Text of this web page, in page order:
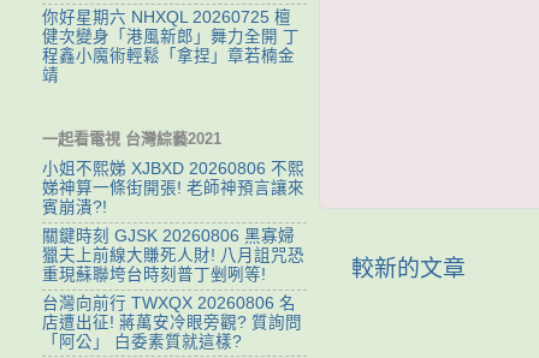
較新的文章
你好星期六 NHXQL 20260725 檀
健次變身「港風新郎」舞力全開 丁
程鑫小魔術輕鬆「拿捏」章若楠金
靖
一起看電視 台灣綜藝2021
小姐不熙娣 XJBXD 20260806 不熙
娣神算一條街開張! 老師神預言讓來
賓崩潰?!
關鍵時刻 GJSK 20260806 黑寡婦
獵夫上前線大賺死人財! 八月詛咒恐
重現蘇聯垮台時刻普丁剉咧等!
台灣向前行 TWXQX 20260806 名
店遭出征! 蔣萬安冷眼旁觀? 質詢問
「阿公」 白委素質就這樣?